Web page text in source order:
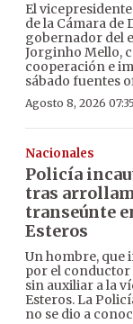
El
de la Cámara de
gobernador del
Jorginho Mello,
cooperación e
sábado fuentes
Agosto 8, 2026
Nacionales
Policía
tras
transeúnte
Esteros
Un hombre, que
por el conductor
sin auxiliar a la
Esteros. La
no se dio a